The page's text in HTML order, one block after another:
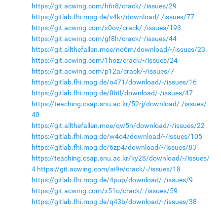
https://git.acwing.com/h6r8/crack/-/issues/29
https://gitlab.fhi.mpg.de/v4kr/download/-/issues/77
https://git.acwing.com/x0ov/crack/-/issues/193
https://git.acwing.com/gf8h/crack/-/issues/44
https://git.allthefallen.moe/no6m/download/-/issues/23
https://git.acwing.com/1hoz/crack/-/issues/24
https://git.acwing.com/p12a/crack/-/issues/7
https://gitlab.fhi.mpg.de/o471/download/-/issues/16
https://gitlab.fhi.mpg.de/0btl/download/-/issues/47
https://teaching.csap.snu.ac.kr/52rj/download/-/issues/
40
https://git.allthefallen.moe/qw5n/download/-/issues/22
https://gitlab.fhi.mpg.de/w4o4/download/-/issues/105
https://gitlab.fhi.mpg.de/6zp4/download/-/issues/83
https://teaching.csap.snu.ac.kr/ky28/download/-/issues/
4 https://git.acwing.com/ai9e/crack/-/issues/18
https://gitlab.fhi.mpg.de/4pup/download/-/issues/9
https://git.acwing.com/x51o/crack/-/issues/59
https://gitlab.fhi.mpg.de/q43b/download/-/issues/38